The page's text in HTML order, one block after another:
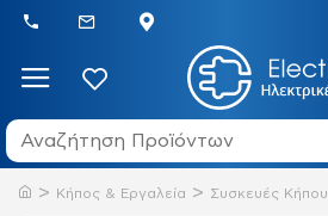
Κήπος & Εργαλεία Συσκευές Κήπου